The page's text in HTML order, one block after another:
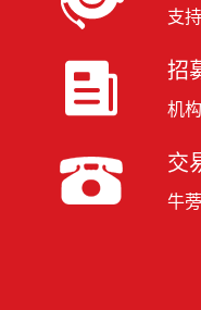
支
招
机
交
牛